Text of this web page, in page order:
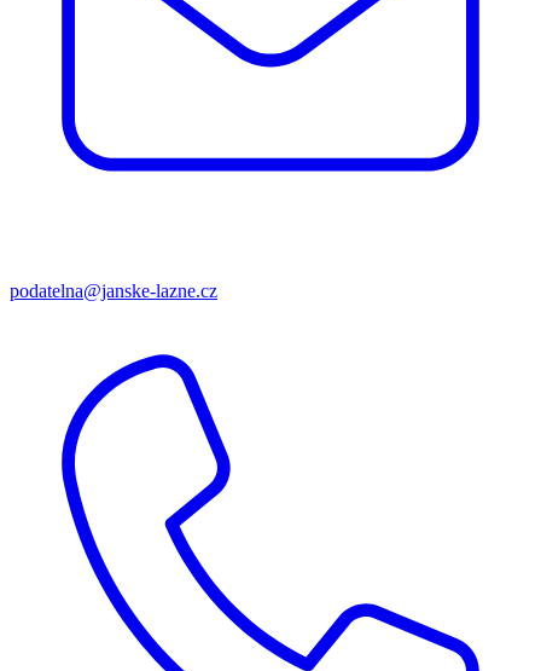
podatelna@janske-lazne.cz